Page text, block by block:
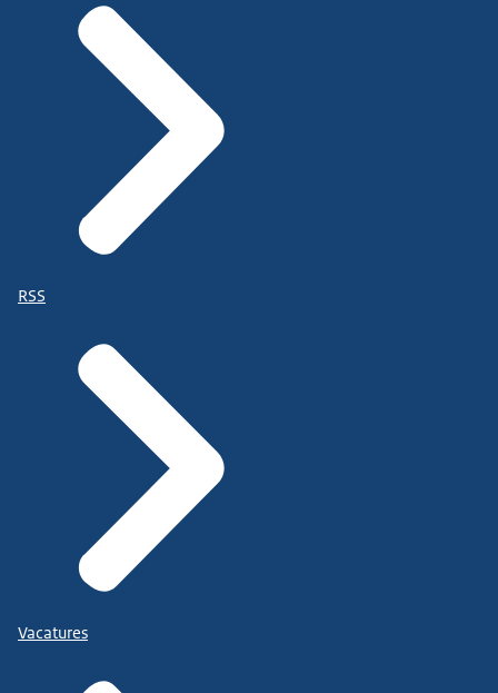
RSS
Vacatures